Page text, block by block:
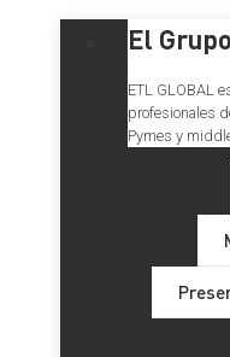
El Grupo
ETL GLOBAL
profesionales
Pymes y